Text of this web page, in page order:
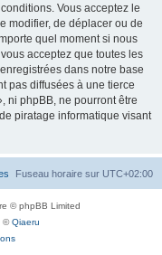
Vous acceptez le
modifier, de déplacer ou de
quel moment si nous
acceptez que toutes les
dans notre base
pas diffusées à une tierce
ni phpBB, ne pourront être
piratage informatique visant
Fuseau horaire sur UTC+02:00
© phpBB Limited
©Qiaeru